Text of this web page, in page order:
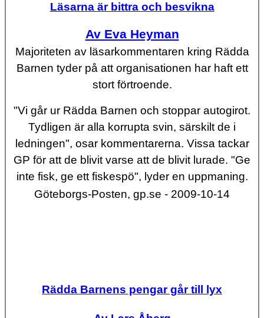
Läsarna är bittra och besvikna
Av Eva Heyman
Majoriteten av läsarkommentaren kring Rädda
Barnen tyder på att organisationen har haft ett
stort förtroende.
"Vi går ur Rädda Barnen och stoppar autogirot.
Tydligen är alla korrupta svin, särskilt de i
ledningen", osar kommentarerna. Vissa tackar
GP för att de blivit varse att de blivit lurade. "Ge
inte fisk, ge ett fiskespö", lyder en uppmaning.
Göteborgs-Posten, gp.se - 2009-10-14
Rädda Barnens pengar går till lyx